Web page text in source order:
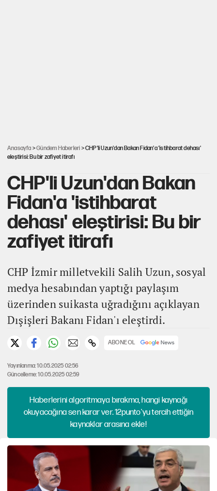
Anasayfa >Gündem Haberleri > CHP'li Uzun'dan Bakan Fidan'a 'istihbarat dehası'
eleştirisi: Bu bir zafiyet itirafı
CHP'li Uzun'dan Bakan
Fidan'a 'istihbarat
dehası' eleştirisi: Bu bir
zafiyet itirafı
CHP İzmir milletvekili Salih Uzun, sosyal
medya hesabından yaptığı paylaşım
üzerinden suikasta uğradığını açıklayan
Dışişleri Bakanı Fidan'ı eleştirdi.
ABONE OL
Yayınlanma: 10.05.2025 02:56
Güncelleme: 10.05.2025 02:59
Haberlerini algoritmaya bırakma, hangi kaynağı
okuyacağına sen karar ver. 12punto'yu tercih ettiğin
kaynaklar arasına ekle!